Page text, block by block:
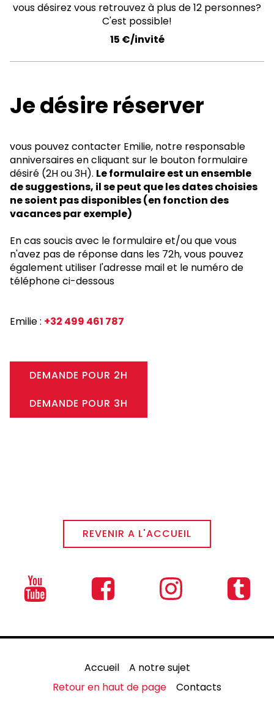
vous désirez vous retrouvez à plus de 12 personnes?
C'est possible!
15 €/invité
Je désire réserver
vous pouvez contacter Emilie, notre responsable
anniversaires en cliquant sur le bouton formulaire
désiré (2H ou 3H). Le formulaire est un ensemble
de suggestions, il se peut que les dates choisies
ne soient pas disponibles (en fonction des
vacances par exemple)
En cas soucis avec le formulaire et/ou que vous
n'avez pas de réponse dans les 72h, vous pouvez
également utiliser l'adresse mail et le numéro de
téléphone ci-dessous
Emilie : +32 499 461 787
DEMANDE POUR 2H
DEMANDE POUR 3H
REVENIR A L'ACCUEIL
Accueil
A notre sujet
Retour en haut de page
Contacts